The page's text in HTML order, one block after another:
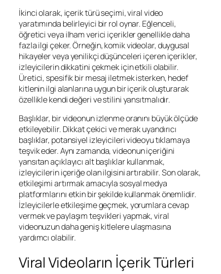
İkinci olarak, içerik türü seçimi, viral video
yaratımında belirleyici bir rol oynar. Eğlenceli,
öğretici veya ilham verici içerikler genellikle daha
fazla ilgi çeker. Örneğin, komik videolar, duygusal
hikayeler veya yenilikçi düşünceleri içeren içerikler,
izleyicilerin dikkatini çekmek için etkili olabilir.
Üretici, spesifik bir mesaj iletmek isterken, hedef
kitlenin ilgi alanlarına uygun bir içerik oluşturarak
özellikle kendi değeri ve stilini yansıtmalıdır.
Başlıklar, bir videonun izlenme oranını büyük ölçüde
etkileyebilir. Dikkat çekici ve merak uyandırıcı
başlıklar, potansiyel izleyicileri videoyu tıklamaya
teşvik eder. Aynı zamanda, videonun içeriğini
yansıtan açıklayıcı alt başlıklar kullanmak,
izleyicilerin içeriğe olan ilgisini artırabilir. Son olarak,
etkileşimi artırmak amacıyla sosyal medya
platformlarını etkin bir şekilde kullanmak önemlidir.
İzleyicilerle etkileşime geçmek, yorumlara cevap
vermek ve paylaşım teşvikleri yapmak, viral
videonuzun daha geniş kitlelere ulaşmasına
yardımcı olabilir.
Viral Videoların İçerik Türleri